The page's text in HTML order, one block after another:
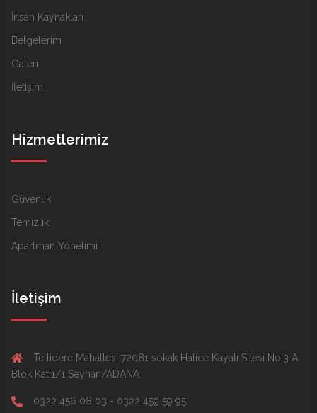
İnsan Kaynakları
Belgelerim
Galeri
İletişim
Hizmetlerimiz
Güvenlik
Temizlik
Apartman Yönetimi
İletişim
Tellidere Mahallesi 72081 sokak Hatice Kayalı Sitesi No:3 A
Blok Kat:1/1 Seyhan/ADANA
0322 456 08 03 - 0322 459 59 95